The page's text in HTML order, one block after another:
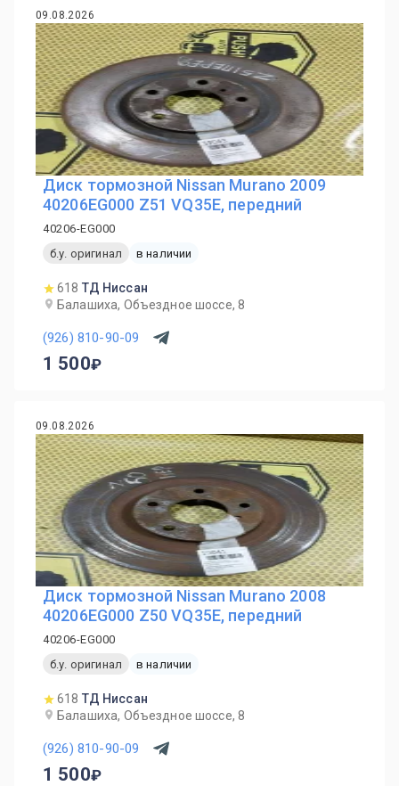
09.08.2026
Диск тормозной Nissan Murano 2009
40206EG000 Z51 VQ35E, передний
40206-EG000
б.у. оригинал
в наличии
618 ТД Ниссан
Балашиха, Объездное шоссе, 8
(926) 810-90-09
1 500
09.08.2026
Диск тормозной Nissan Murano 2008
40206EG000 Z50 VQ35E, передний
40206-EG000
б.у. оригинал
в наличии
618 ТД Ниссан
Балашиха, Объездное шоссе, 8
(926) 810-90-09
1 500